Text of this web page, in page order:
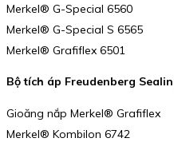
Merkel® G-Special 6560
Merkel® G-Special S 6565
Merkel® Grafiflex 6501
Bộ tích áp Freudenberg
Gioăng nắp Merkel® Grafiflex
Merkel® Kombilon 6742